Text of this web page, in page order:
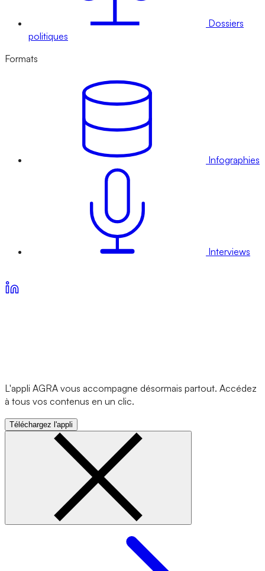
Dossiers
politiques
Formats
Infographies
Interviews
L'appli AGRA vous accompagne désormais partout. Accédez
à tous vos contenus en un clic.
Téléchargez l'appli